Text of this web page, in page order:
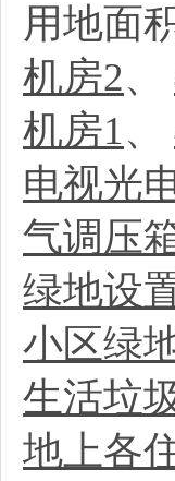
用地面
机房2、
机房1、
电视光
气调压
绿地设
小区绿
生活垃
地上各